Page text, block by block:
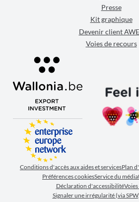
Presse
Kit graphique
Devenir client
Voies de recours
Conditions d'accès aux aides et servicesPlan
Préférences cookiesService du
Déclaration d'accessibilité
Signaler une irrégularité (via